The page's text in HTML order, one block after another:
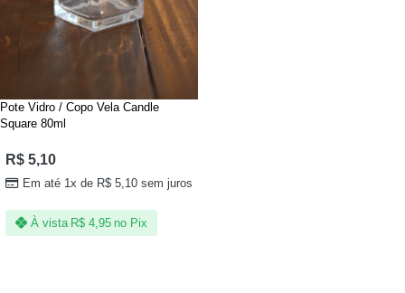
Pote Vidro / Copo Vela Candle
Square 80ml
R$ 5,10
Em até 1x de R$5,10sem juros
À vista R$4,95 no Pix